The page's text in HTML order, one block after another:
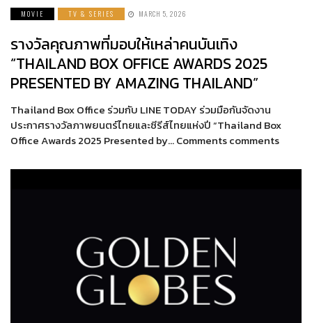
MOVIE TV & SERIES MARCH 5, 2026
รางวัลคุณภาพที่มอบให้เหล่าคนบันเทิง
“THAILAND BOX OFFICE AWARDS 2025
PRESENTED BY AMAZING THAILAND”
Thailand Box Office ร่วมกับ LINE TODAY ร่วมมือกันจัดงาน
ประกาศรางวัลภาพยนตร์ไทยและซีรีส์ไทยแห่งปี “Thailand Box
Office Awards 2025 Presented by… Comments comments